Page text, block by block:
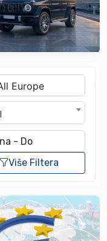
Više Filtera